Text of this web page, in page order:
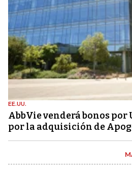
EE.UU.
AbbVie venderá bonos por
por la adquisición de